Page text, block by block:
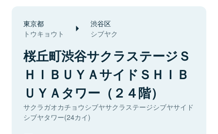
東京都
トウキョウト
渋谷区
シブヤク
桜丘町渋谷サクラステージＳ
ＨＩＢＵＹＡサイドＳＨＩＢ
ＵＹＡタワー（２４階）
サクラガオカチョウシブヤサクラステージシブヤサイド
シブヤタワー(24カイ)